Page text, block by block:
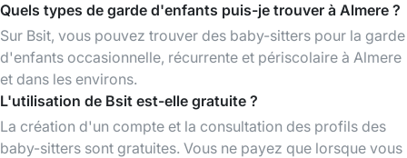
Quels types de garde d'enfants puis-je trouver à Almere ?
Sur Bsit, vous pouvez trouver des baby-sitters pour la garde
d'enfants occasionnelle, récurrente et périscolaire à Almere
et dans les environs.
L'utilisation de Bsit est-elle gratuite ?
La création d'un compte et la consultation des profils des
baby-sitters sont gratuites. Vous ne payez que lorsque vous